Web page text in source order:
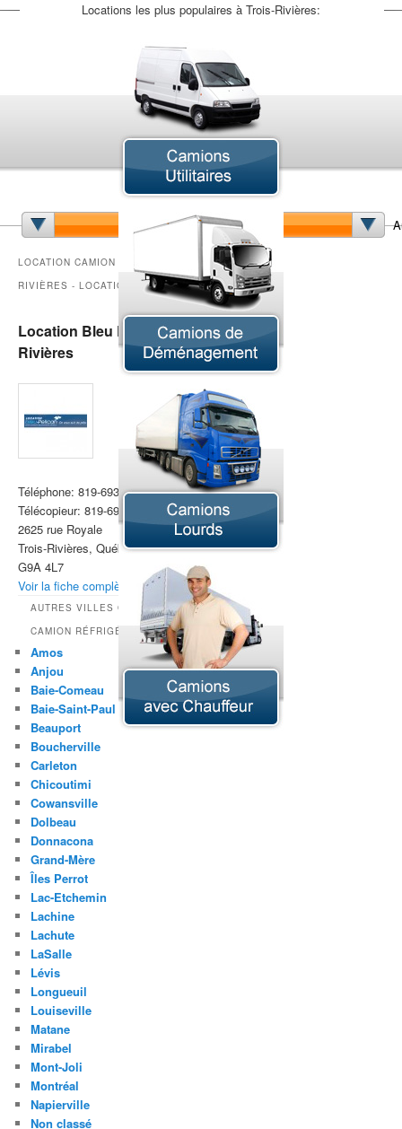
Locations les plus populaires à Trois-Rivières:
Camion à Benne Basculante Camion Articulé
Camion de Déménagement
Camion Grue
Camion Plateforme
Camion Réfrigéré
Camion Tracteur
Chariot Élévateur
Minibus
LOCATION CAMION RÉFRIGÉRÉ TROIS-
RIVIÈRES - LOCATION CAMIONS
Location Bleu Pelican Trois-
Rivières
Téléphone: 819-693-3328
Télécopieur: 819-693-4016
2625 rue Royale
Trois-Rivières, Québec
G9A 4L7
Voir la fiche complète »
AUTRES VILLES OFFRANT LA LOCATION DE
CAMION RÉFRIGÉRÉ
Amos
Anjou
Baie-Comeau
Baie-Saint-Paul
Beauport
Boucherville
Carleton
Chicoutimi
Cowansville
Dolbeau
Donnacona
Grand-Mère
Îles Perrot
Lac-Etchemin
Lachine
Lachute
LaSalle
Lévis
Longueuil
Louiseville
Matane
Mirabel
Mont-Joli
Montréal
Napierville
Non classé